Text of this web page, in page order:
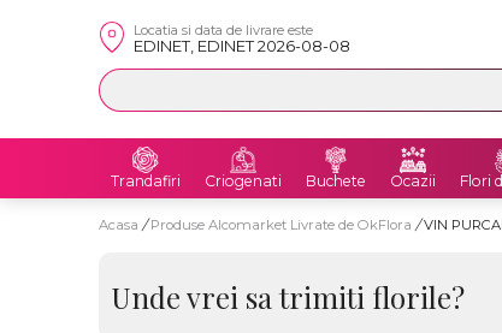
Locatia si data de livrare este
EDINET, EDINET 2026-08-08
Trandafiri Criogenati Buchete Ocazii Flori
Acasa / Produse Alcomarket Livrate de OkFlora / VIN
Unde vrei sa trimiti florile?